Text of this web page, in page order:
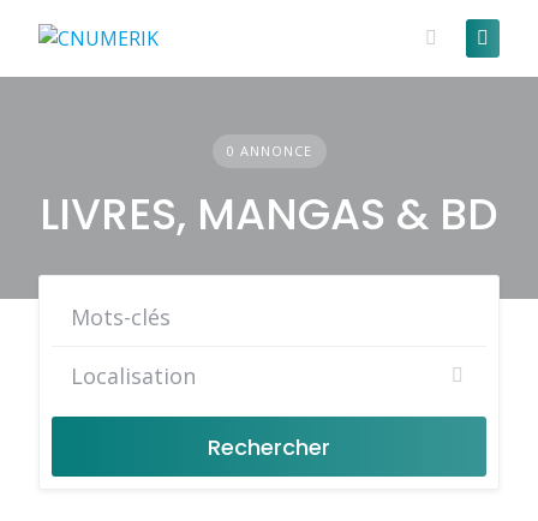
content
0 ANNONCE
LIVRES, MANGAS & BD
Rechercher